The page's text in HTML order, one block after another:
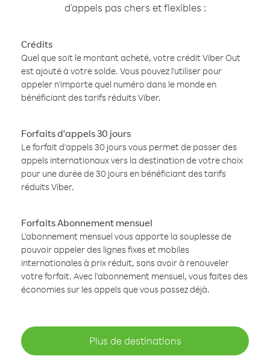
d'appels pas chers et flexibles :
Crédits
Quel que soit le montant acheté, votre crédit Viber Out
est ajouté à votre solde. Vous pouvez l'utiliser pour
appeler n'importe quel numéro dans le monde en
bénéficiant des tarifs réduits Viber.
Forfaits d'appels 30 jours
Le forfait d'appels 30 jours vous permet de passer des
appels internationaux vers la destination de votre choix
pour une durée de 30 jours en bénéficiant des tarifs
réduits Viber.
Forfaits Abonnement mensuel
L'abonnement mensuel vous apporte la souplesse de
pouvoir appeler des lignes fixes et mobiles
internationales à prix réduit, sans avoir à renouveler
votre forfait. Avec l'abonnement mensuel, vous faites des
économies sur les appels que vous passez déjà.
Plus de destinations